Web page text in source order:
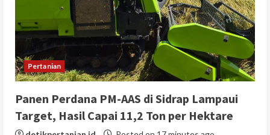
Pertanian
Panen Perdana PM-AAS di Sidrap Lampaui
Target, Hasil Capai 11,2 Ton per Hektare